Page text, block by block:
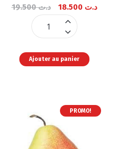
د.ت19.500 د.ت
Mangue
quantité
Ajouter au panier
PROMO!